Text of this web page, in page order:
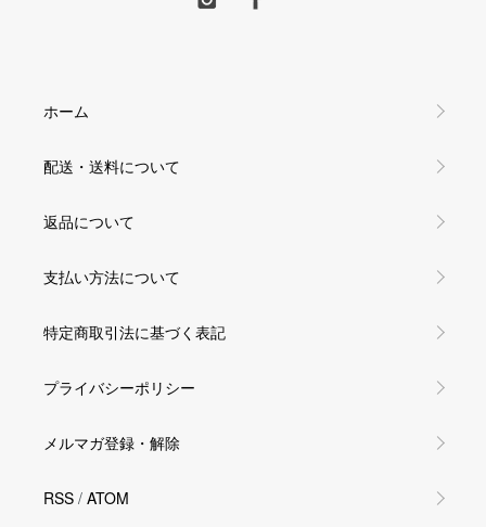
ホーム
配送・送料について
返品について
支払い方法について
特定商取引法に基づく表記
プライバシーポリシー
メルマガ登録・解除
RSS / ATOM